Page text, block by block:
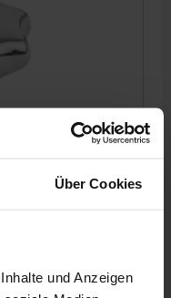
Über Cookies
und Anzeigen
D=M08,